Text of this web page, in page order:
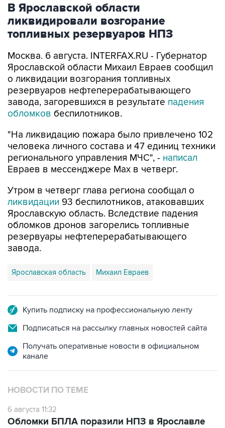
В Ярославской области
ликвидировали возгорание
топливных резервуаров НПЗ
Москва. 6 августа. INTERFAX.RU - Губернатор
Ярославской области Михаил Евраев сообщил
о ликвидации возгорания топливных
резервуаров нефтеперерабатывающего
завода, загоревшихся в результате падения
обломков беспилотников.
"На ликвидацию пожара было привлечено 102
человека личного состава и 47 единиц техники
регионального управления МЧС", - написал
Евраев в мессенджере Мах в четверг.
Утром в четверг глава региона сообщал о
ликвидации 93 беспилотников, атаковавших
Ярославскую область. Вследствие падения
обломков дронов загорелись топливные
резервуары нефтеперерабатывающего
завода.
Ярославская область Михаил Евраев
Купить подписку на профессиональную ленту
Подписаться на рассылку главных новостей сайта
Получать оперативные новости в официальном
канале
НОВОСТИ ПО ТЕМЕ
6 августа 11:32
Обломки БПЛА поразили НПЗ в Ярославле